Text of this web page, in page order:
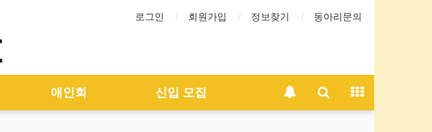
로그인 회원가입 정보찾기 동아리문의
애인회 신입 모집